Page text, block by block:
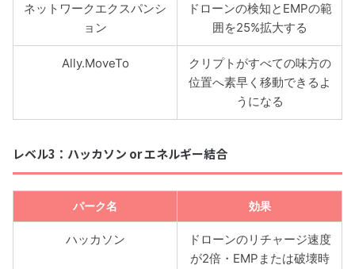
ネットワークエクスパンシ
ョン
ドローンの検知とEMPの範
囲を25%拡大する
Ally.MoveTo
クリプトがすべての味方の
位置へ素早く移動できるよ
うになる
レベル3：ハッカソン or エネルギー結合
パーク名 効果
ハッカソン
ドローンのリチャージ速度
が2倍・EMPまたは破壊時